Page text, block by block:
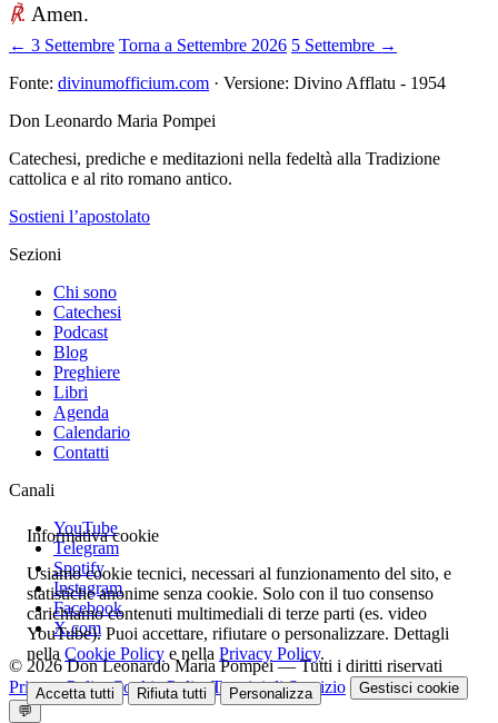
℟. Amen.
← 3 Settembre Torna a Settembre 2026 5 Settembre →
Fonte: divinumofficium.com · Versione: Divino Afflatu - 1954
Don Leonardo Maria Pompei
Catechesi, prediche e meditazioni nella fedeltà alla Tradizione
cattolica e al rito romano antico.
Sostieni l’apostolato
Sezioni
Chi sono
Catechesi
Podcast
Blog
Preghiere
Libri
Agenda
Calendario
Contatti
Canali
YouTube
Telegram
Spotify
Instagram
Facebook
X.com
© 2026 Don Leonardo Maria Pompei — Tutti i diritti riservati
Privacy PolicyCookie PolicyTermini di Servizio Gestisci cookie
Informativa cookie
Usiamo cookie tecnici, necessari al funzionamento del sito, e
statistiche anonime senza cookie. Solo con il tuo consenso
carichiamo contenuti multimediali di terze parti (es. video
YouTube). Puoi accettare, rifiutare o personalizzare. Dettagli
nella Cookie Policy e nella Privacy Policy.
Accetta tutti Rifiuta tutti
Personalizza
💬